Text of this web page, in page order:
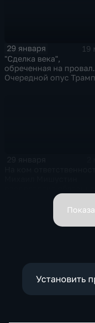
29 января
19
"Сделка века",
обреченная на провал.
Очередной опус
вице-премьеров
Установить